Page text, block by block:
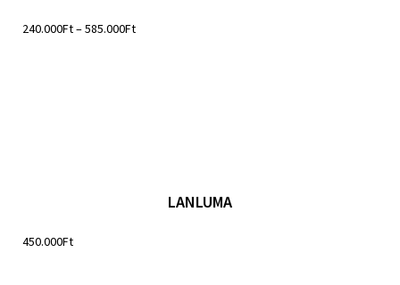
240.000Ft–585.000Ft
LANLUMA
450.000Ft